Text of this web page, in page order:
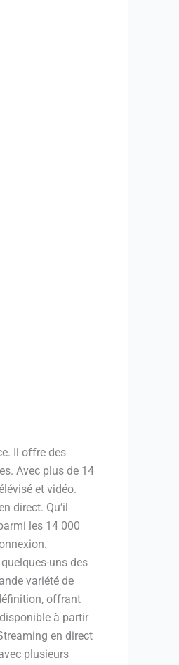
Il offre des
Avec plus de 14
et vidéo.
direct. Qu’il
les 14 000
uns des
variété de
offrant
à partir
en direct
plusieurs